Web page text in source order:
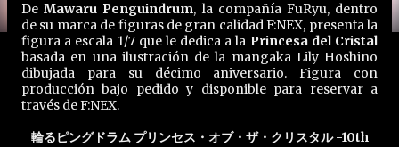
DeMawaru Penguindrum, la compañía FuRyu, dentro
de su marca de figuras de gran calidad F:NEX, presenta la
figura a escala 1/7 que le dedica a la Princesa del Cristal
basada en una ilustración de la mangaka Lily Hoshino
dibujada para su décimo aniversario. Figura con
producción bajo pedido y disponible para reservar a
través de F:NEX.
輪るピングドラム プリンセス・オブ・ザ・クリスタル -10th